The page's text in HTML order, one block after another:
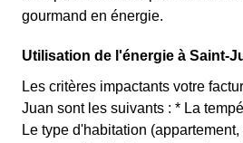
gourmand en énergie.
Utilisation de l'énergie à Saint-
Les critères impactants votre
Juan sont les suivants : * La
Le type d'habitation